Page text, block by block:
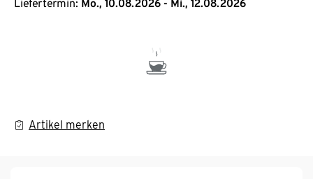
Liefertermin: Mo., 10.08.2026 - Mi., 12.08.2026
Artikel merken